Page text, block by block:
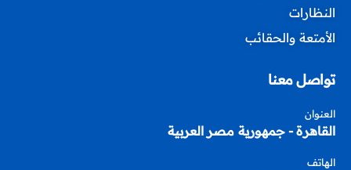
النظارات
الأمتعة والحقائب
تواصل معنا
العنوان
القاهرة - جمهورية مصر العربية
الهاتف